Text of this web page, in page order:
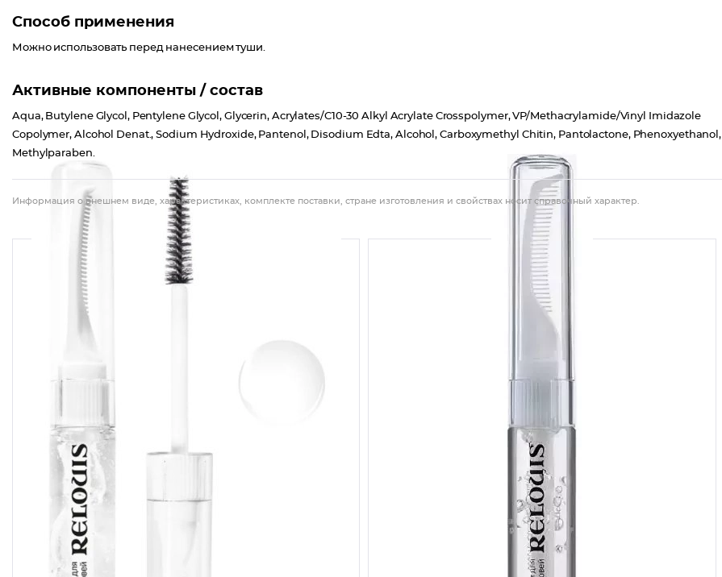
Способ применения
Можно использовать перед нанесением туши.
Активные компоненты / состав
Aqua, Butylene Glycol, Pentylene Glycol, Glycerin, Acrylates/C10-30 Alkyl Acrylate Crosspolymer, VP/Methacrylamide/Vinyl Imidazole
Copolymer, Alcohol Denat., Sodium Hydroxide, Pantenol, Disodium Edta, Alcohol, Carboxymethyl Chitin, Pantolactone, Phenoxyethanol,
Methylparaben.
Информация о внешнем виде, характеристиках, комплекте поставки, стране изготовления и свойствах носит справочный характер.